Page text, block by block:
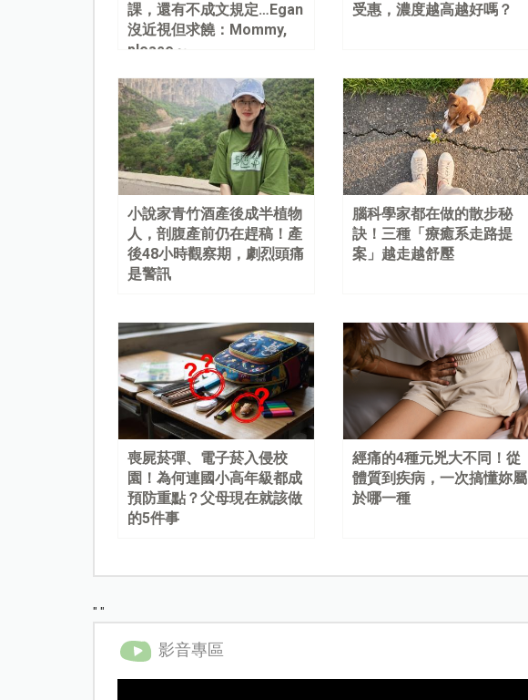
課，還有不成文規定…Egan
沒近視但求饒：Mommy,
please～
受惠，濃度越高越好嗎？
小說家青竹酒產後成半植物
人，剖腹產前仍在趕稿！產
後48小時觀察期，劇烈頭痛
是警訊
腦科學家都在做的散步秘
訣！三種「療癒系走路提
案」越走越舒壓
喪屍菸彈、電子菸入侵校
園！為何連國小高年級都成
預防重點？父母現在就該做
的5件事
經痛的4種元兇大不同！從
體質到疾病，一次搞懂妳屬
於哪一種
" "
影音專區